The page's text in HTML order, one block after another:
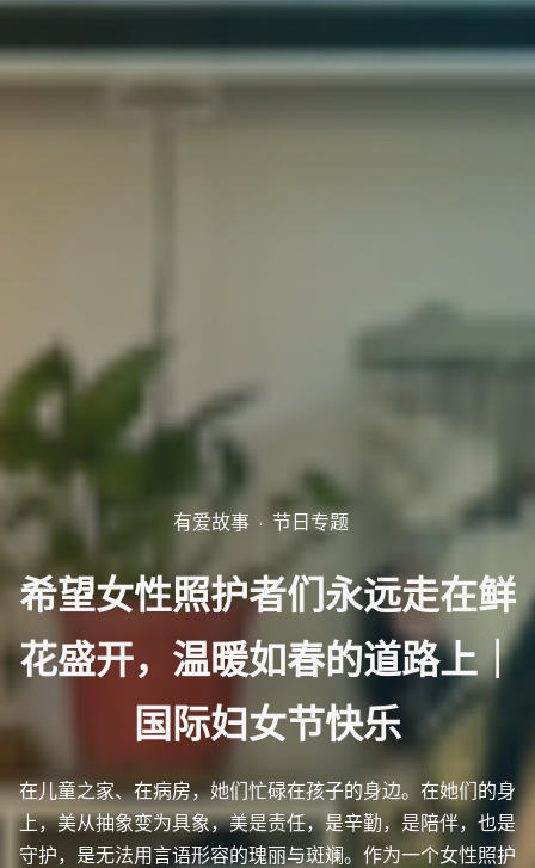
Post
有爱故事 节日专题
希望女性照护者们永远走在鲜
花盛开， 温暖如春的道路上｜
国 际妇女节快乐
在儿童之家、在病房，她们忙碌在孩子的身边。在她们的身
上，美从抽象变为具象，美是责任，是辛勤，是陪伴，也是
守护，是无法用言语形容的瑰丽与斑斓。作为一个女性照护